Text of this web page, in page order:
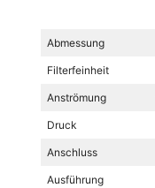
Abmessung
Filterfeinheit
Anströmung
Druck
Anschluss
Ausführung